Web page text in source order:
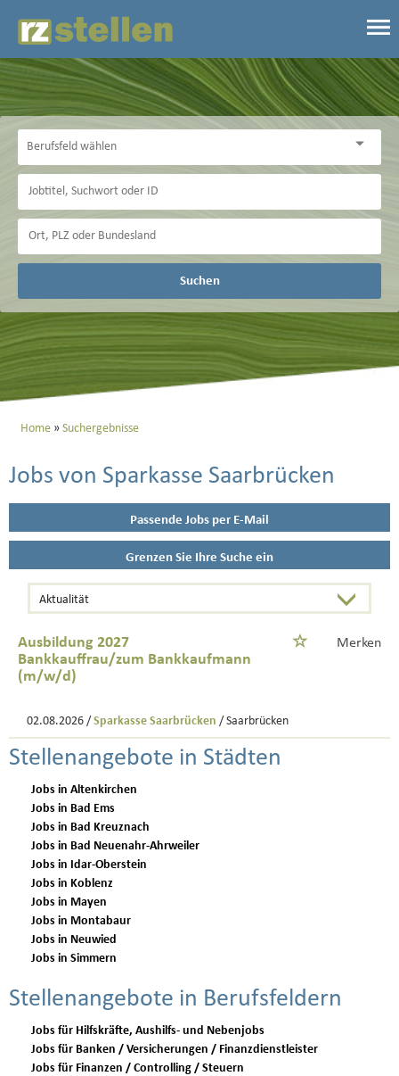
Suchen
Home Suchergebnisse
Jobs von Sparkasse Saarbrücken
Passende Jobs per E-Mail
Grenzen Sie Ihre Suche ein
Ausbildung 2027
Bankkauffrau/zum Bankkaufmann
(m/w/d)
Merken
02.08.2026 / Sparkasse Saarbrücken / Saarbrücken
Stellenangebote in Städten
Jobs in Altenkirchen
Jobs in Bad Ems
Jobs in Bad Kreuznach
Jobs in Bad Neuenahr-Ahrweiler
Jobs in Idar-Oberstein
Jobs in Koblenz
Jobs in Mayen
Jobs in Montabaur
Jobs in Neuwied
Jobs in Simmern
Stellenangebote in Berufsfeldern
Jobs für Hilfskräfte, Aushilfs- und Nebenjobs
Jobs für Banken / Versicherungen / Finanzdienstleister
Jobs für Finanzen / Controlling / Steuern